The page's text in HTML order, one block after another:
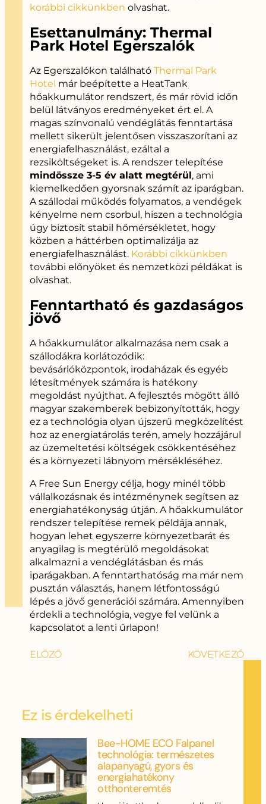
korábbi cikkünkben olvashat.
Esettanulmány: Thermal
Park Hotel Egerszalók
Az Egerszalókon találhatóThermal Park
Hotel már beépítette a HeatTank
hőakkumulátor rendszert, és már rövid időn
belül látványos eredményeket ért el. A
magas színvonalú vendéglátás fenntartása
mellett sikerült jelentősen visszaszorítani az
energiafelhasználást, ezáltal a
rezsiköltségeket is. A rendszer telepítése
mindössze 3-5 év alatt megtérül, ami
kiemelkedően gyorsnak számít az iparágban.
A szállodai működés folyamatos, a vendégek
kényelme nem csorbul, hiszen a technológia
úgy biztosít stabil hőmérsékletet, hogy
közben a háttérben optimalizálja az
energiafelhasználást. Korábbi cikkünkben
további előnyöket és nemzetközi példákat is
olvashat.
Fenntartható és gazdaságos
jövő
A hőakkumulátor alkalmazása nem csak a
szállodákra korlátozódik:
bevásárlóközpontok, irodaházak és egyéb
létesítmények számára is hatékony
megoldást nyújthat. A fejlesztés mögött álló
magyar szakemberek bebizonyították, hogy
ez a technológia olyan újszerű megközelítést
hoz az energiatárolás terén, amely hozzájárul
az üzemeltetési költségek csökkentéséhez
és a környezeti lábnyom mérsékléséhez.
A Free Sun Energy célja, hogy minél több
vállalkozásnak és intézménynek segítsen az
energiahatékonyság útján. A hőakkumulátor
rendszer telepítése remek példája annak,
hogyan lehet egyszerre környezetbarát és
anyagilag is megtérülő megoldásokat
alkalmazni a vendéglátásban és más
iparágakban. A fenntarthatóság ma már nem
pusztán választás, hanem létfontosságú
lépés a jövő generációi számára. Amennyiben
érdekli a technológia, vegye fel velünk a
kapcsolatot a lenti űrlapon!
ELŐZŐ KÖVETKEZŐ
Ez is érdekelheti
Bee-HOME ECO Falpanel
technológia: természetes
alapanyagú, gyors és
energiahatékony
otthonteremtés